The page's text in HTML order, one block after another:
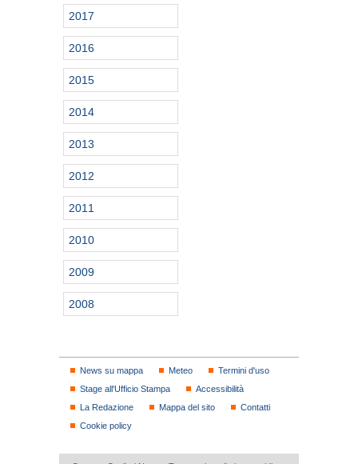
2017
2016
2015
2014
2013
2012
2011
2010
2009
2008
News su mappa Meteo
Termini d'uso
Stage all'Ufficio Stampa
Accessibilità
La Redazione
Mappa del sito
Contatti
Cookie policy